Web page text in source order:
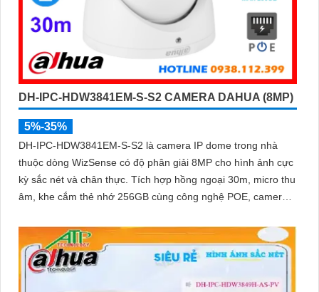
DH-IPC-HDW3841EM-S-S2 CAMERA DAHUA (8MP)
5%-35%
DH-IPC-HDW3841EM-S-S2 là camera IP dome trong nhà
thuộc dòng WizSense có độ phân giải 8MP cho hình ảnh cực
kỳ sắc nét và chân thực. Tích hợp hồng ngoại 30m, micro thu
âm, khe cắm thẻ nhớ 256GB cùng công nghệ POE, camera